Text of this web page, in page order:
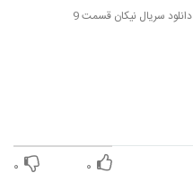
دانلود سریال نیکان قسمت 9
۰ ۰